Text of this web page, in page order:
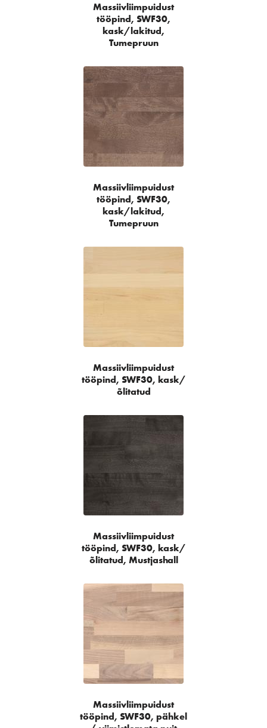
Massiivliimpuidust
tööpind, SWF30,
kask/lakitud,
Tumepruun
Massiivliimpuidust
tööpind, SWF30,
kask/lakitud,
Tumepruun
Massiivliimpuidust
tööpind, SWF30, kask/
õlitatud
Massiivliimpuidust
tööpind, SWF30, kask/
õlitatud, Mustjashall
Massiivliimpuidust
tööpind, SWF30, pähkel